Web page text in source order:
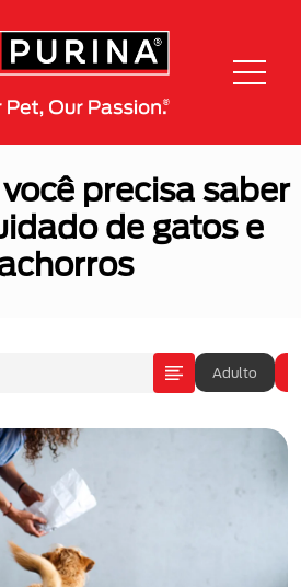
precisa saber
de gatos e
Adulto